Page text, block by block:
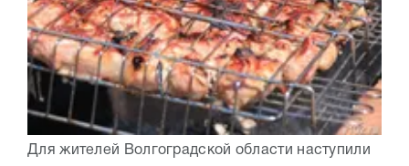
Для жителей Волгоградской области наступили